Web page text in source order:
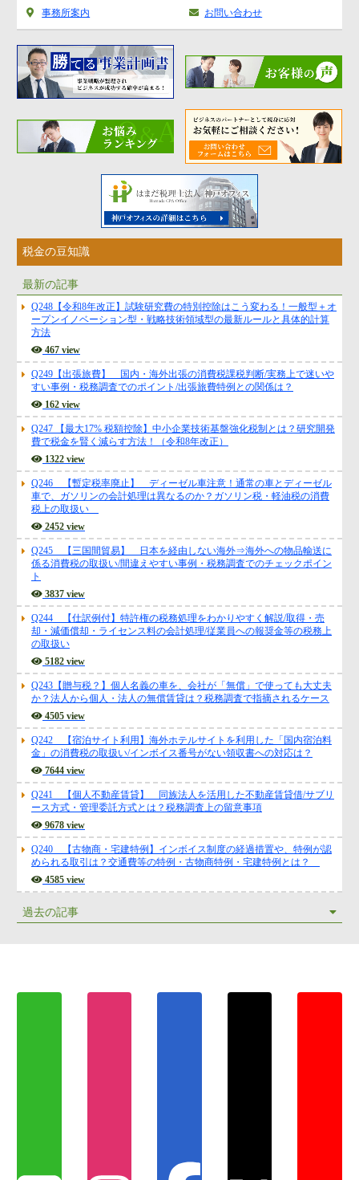
事務所案内 お問い合わせ
税金の豆知識
最新の記事
Q248【令和8年改正】試験研究費の特別控除はこう変わる！一般型＋オ
ープンイノベーション型・戦略技術領域型の最新ルールと具体的計算
方法
467 view
Q249【出張旅費】 国内・海外出張の消費税課税判断/実務上で迷いや
すい事例・税務調査でのポイント/出張旅費特例との関係は？
162 view
Q247 【最大17% 税額控除】中小企業技術基盤強化税制とは？研究開発
費で税金を賢く減らす方法！（令和8年改正）
1322 view
Q246 【暫定税率廃止】 ディーゼル車注意！通常の車とディーゼル
車で、ガソリンの会計処理は異なるのか？ガソリン税・軽油税の消費
税上の取扱い
2452 view
Q245 【三国間貿易】 日本を経由しない海外⇒海外への物品輸送に
係る消費税の取扱い/間違えやすい事例・税務調査でのチェックポイン
ト
3837 view
Q244 【仕訳例付】特許権の税務処理をわかりやすく解説/取得・売
却・減価償却・ライセンス料の会計処理/従業員への報奨金等の税務上
の取扱い
5182 view
Q243【贈与税？】個人名義の車を、会社が「無償」で使っても大丈夫
か？法人から個人・法人の無償賃貸は？税務調査で指摘されるケース
4505 view
Q242 【宿泊サイト利用】海外ホテルサイトを利用した「国内宿泊料
金」の消費税の取扱い/インボイス番号がない領収書への対応は？
7644 view
Q241 【個人不動産賃貸】 同族法人を活用した不動産賃貸借/サブリ
ース方式・管理委託方式とは？税務調査上の留意事項
9678 view
Q240 【古物商・宅建特例】インボイス制度の経過措置や、特例が認
められる取引は？交通費等の特例・古物商特例・宅建特例とは？
4585 view
過去の記事